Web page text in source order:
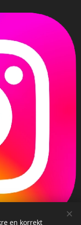
en korrekt